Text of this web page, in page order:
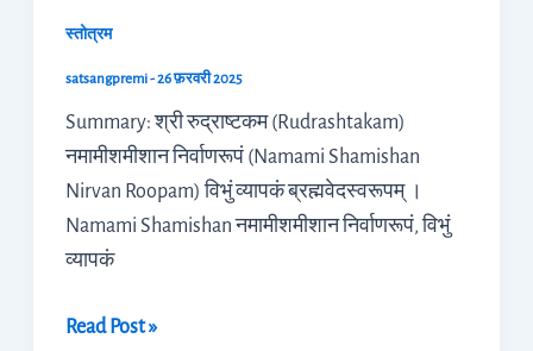
स्तोत्रम
satsangpremi-26 फ़रवरी 2025
Summary: श्री रुद्राष्टकम (Rudrashtakam)
नमामीशमीशान निर्वाणरूपं (Namami Shamishan
Nirvan Roopam) विभुं व्यापकं ब्रह्मवेदस्वरूपम् ।
Namami Shamishan नमामीशमीशान निर्वाणरूपं, विभुं
व्यापकं
Read Post »